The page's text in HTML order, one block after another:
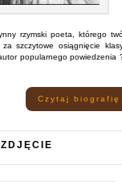
rzymski poeta, którego
za szczytowe osiągnięcie
popularnego powiedzenia
Czytaj biografię